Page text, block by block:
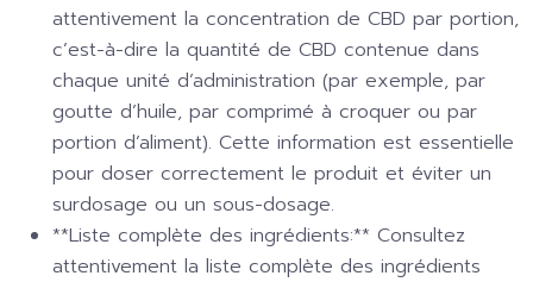
attentivement la concentration de CBD par portion,
c’est-à-dire la quantité de CBD contenue dans
chaque unité d’administration (par exemple, par
goutte d’huile, par comprimé à croquer ou par
portion d’aliment). Cette information est essentielle
pour doser correctement le produit et éviter un
surdosage ou un sous-dosage.
**Liste complète des ingrédients:** Consultez
attentivement la liste complète des ingrédients